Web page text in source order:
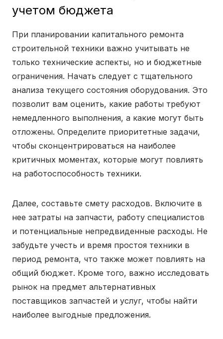
учетом бюджета
При планировании капитального ремонта
строительной техники важно учитывать не
только технические аспекты, но и бюджетные
ограничения. Начать следует с тщательного
анализа текущего состояния оборудования. Это
позволит вам оценить, какие работы требуют
немедленного выполнения, а какие могут быть
отложены. Определите приоритетные задачи,
чтобы сконцентрироваться на наиболее
критичных моментах, которые могут повлиять
на работоспособность техники.
Далее, составьте смету расходов. Включите в
нее затраты на запчасти, работу специалистов
и потенциальные непредвиденные расходы. Не
забудьте учесть и время простоя техники в
период ремонта, что также может повлиять на
общий бюджет. Кроме того, важно исследовать
рынок на предмет альтернативных
поставщиков запчастей и услуг, чтобы найти
наиболее выгодные предложения.